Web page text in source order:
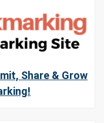
Share & Grow